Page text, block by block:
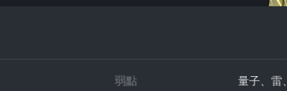
弱點 量子、雷